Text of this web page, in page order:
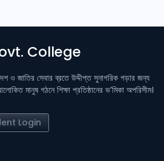
College
ও জাতির সেবার ব্রতে উদ্দীপ্ত সুনাগরিক গড়ার জন্য
মানুষ গঠনে শিক্ষা প্রতিষ্ঠানের ভ’মিকা অপরিসীম।
Login